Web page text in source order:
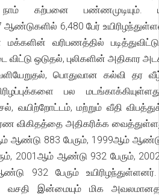
கற்பனை பண்ணமுடியும்.
6,480 பேர்
வரிபணத்தில்
விட்டு ஒடுதல், புலிகளின் அதிகார
பொதுவான கல்வி தர
பல
வயிற்றோட்டம், மற்றும் வீதி
விகிதத்தை அதிகரிக்க
ஆண்டு 883 பேரும், 1999ஆம் ஆண்டு
2001ஆம் ஆண்டு 932 பேரும்,
932 பேரும்
வசதி இன்மையும் மிக